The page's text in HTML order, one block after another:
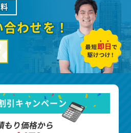
わせを！
引キャンペーン
もり価格から